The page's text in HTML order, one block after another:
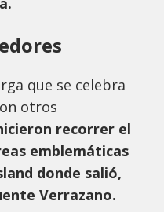
que se celebra
otros
recorrer el
emblemáticas
donde salió,
Verrazano.